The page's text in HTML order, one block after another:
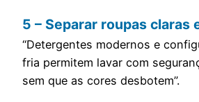
5 – Separar roupas claras
“Detergentes modernos e
fria permitem lavar com
sem que as cores desbotem”.